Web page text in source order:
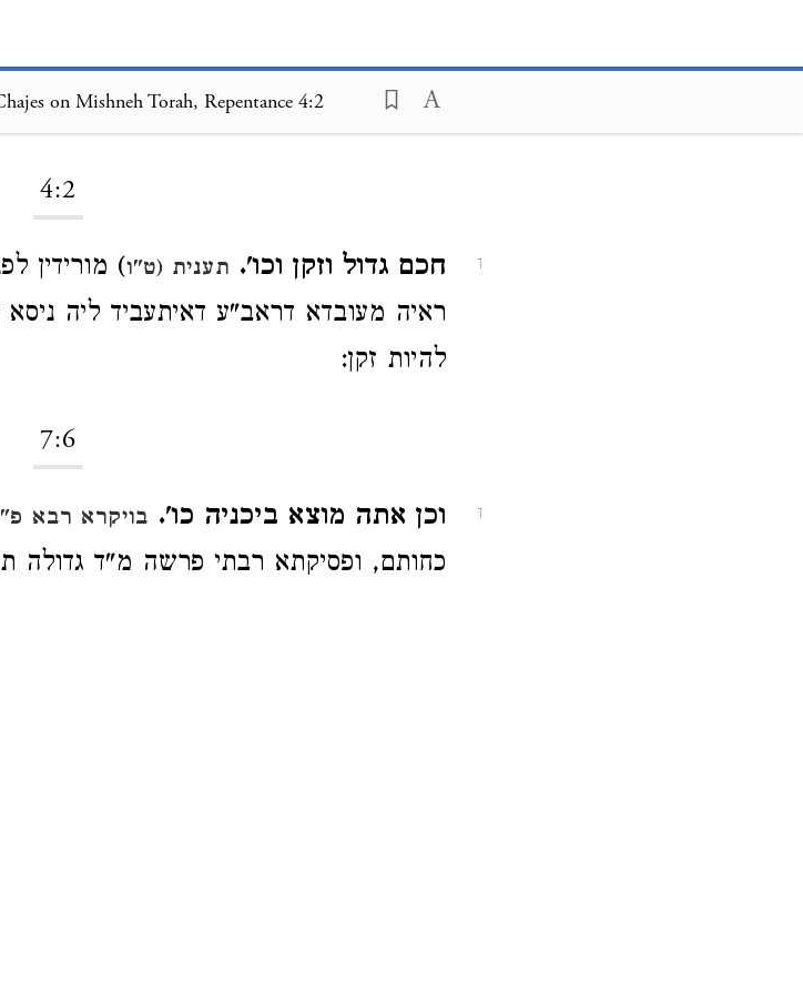
on Mishneh Torah, Repentance 4:2
4:2
1 חכם גדול וזקן וכו'. תענית (ט"ו) מורידין
ראיה מעובדא דראב"ע דאיתעביד ליה
להיות זקן:
7:6
1 וכן אתה מוצא ביכניה כו'. בויקרא רבא
כחותם, ופסיקתא רבתי פרשה מ"ד גדולה